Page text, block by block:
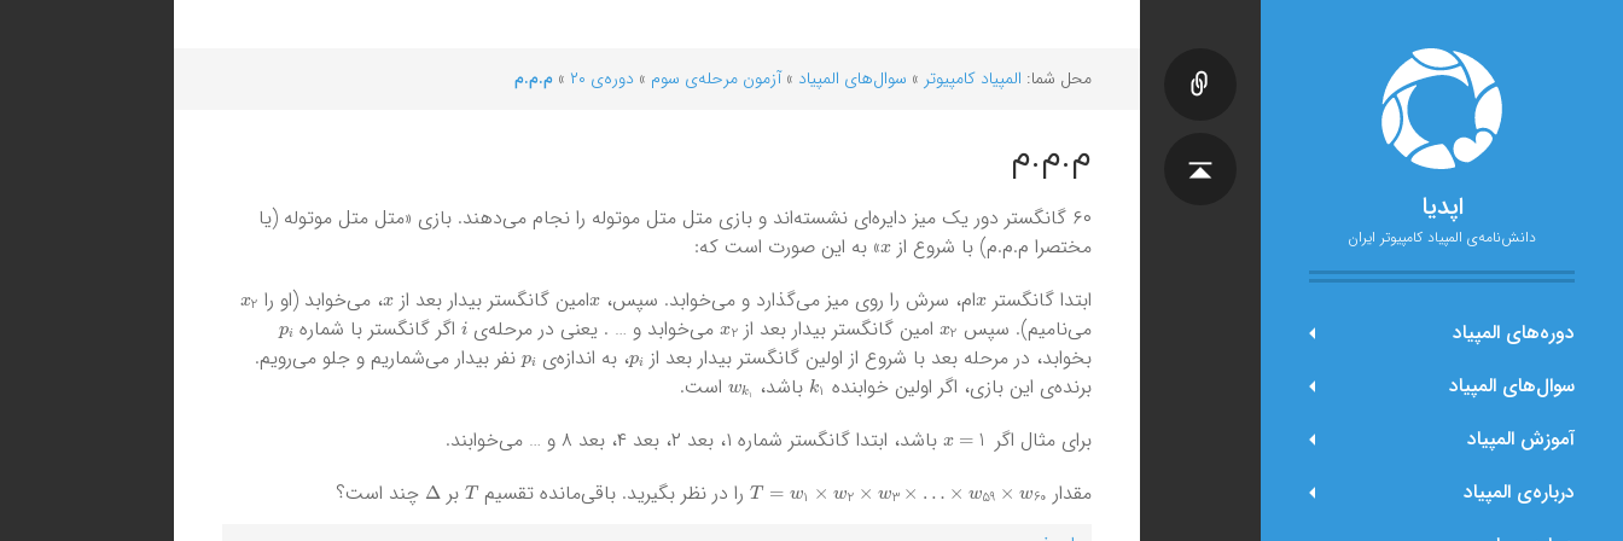
اپدیا
دانش‌نامه‌ی المپیاد کامپیوتر ایران
دوره‌های المپیاد
سوال‌های المپیاد
آموزش المپیاد
درباره‌ی المپیاد
محل شما: المپیاد کامپیوتر » سوال‌های المپیاد »آزمون‌ مرحله‌ی سوم » دوره‌ی ۲۰ » م.م.م
م.م.م
۶۰ گانگستر دور یک میز دایره‌ای نشسته‌اند و بازی متل متل موتوله را نجام می‌دهند. بازی «متل متل موتوله (یا
مختصرا م.م.م) با شروع از x» به این صورت است که:
ابتدا گانگستر
ام، سرش را روی میز می‌گذارد و می‌خوابد. سپس، امین گانگستر بیدار بعد از ، می‌خوابد (او را
می‌نامیم). سپس x 2 امین گانگستر بیدار بعد از x2 می‌خوابد و … . یعنی در مرحله‌ی i اگر گانگستر با شمارهpi
بخوابد، در مرحله بعد با شروع از اولین گانگستر بیدار بعد از pi ، به اندازه‌ی pنفر بیدار می‌شماریم و جلو می‌رویم.
برنده‌ی این بازی، اگر اولین خوابنده k1 باشد، wk1
‌ است.
برای مثال اگر
باشد، ابتدا گانگستر شماره‌ ۱، بعد ۲، بعد ۴، بعد ۸ و … می‌خوابند.
مقدار
T= را در نظر بگیرید. باقی‌مانده تقسیمTبر Δ چند است؟